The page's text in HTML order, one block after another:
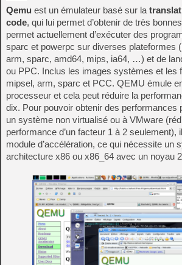
Qemu est un émulateur basé sur la
code, qui lui permet d’obtenir de très
permet actuellement d’exécuter des
sparc et powerpc sur diverses plateformes
arm, sparc, amd64, mips, ia64, …) et de
ou PPC. Inclus les images systèmes et les
mipsel, arm, sparc et PCC. QEMU émule
processeur et cela peut réduire la
dix. Pour pouvoir obtenir des performances
un système non virtualisé ou à VMware
performance d’un facteur 1 à 2 seulement),
module d’accélération, ce qui nécessite un
architecture x86 ou x86_64 avec un noyau